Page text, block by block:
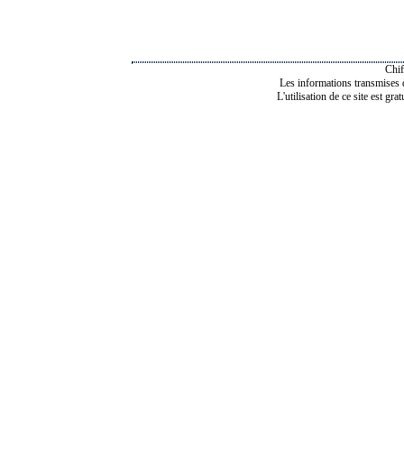
Les informations transmises
L'utilisation de ce site est